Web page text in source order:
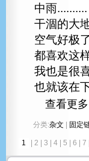
中雨
干涸的大
空气好极
都喜欢这
我也是很
也就该在
查看更
分类:杂文 固定
1 2 3 4 5 6 7